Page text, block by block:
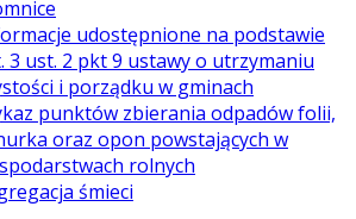
udostępnione na podstawie
3 ust. 2 pkt 9 ustawy o utrzymaniu
i porządku w gminach
punktów zbierania odpadów folii,
oraz opon powstających w
rolnych
śmieci